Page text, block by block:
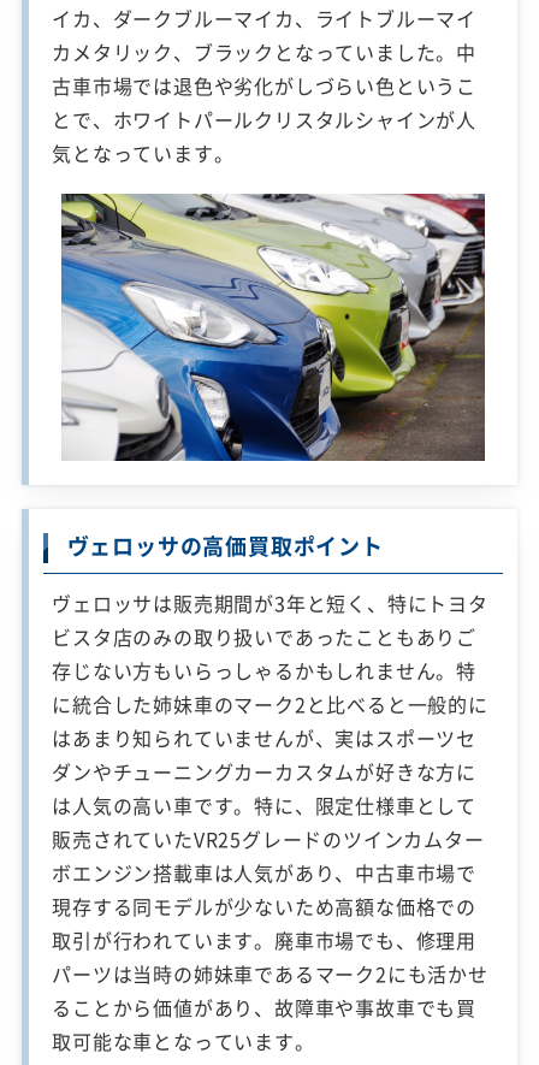
イカ、ダークブルーマイカ、ライトブルーマイ
カメタリック、ブラックとなっていました。中
古車市場では退色や劣化がしづらい色というこ
とで、ホワイトパールクリスタルシャインが人
気となっています。
ヴェロッサの高価買取ポイント
ヴェロッサは販売期間が3年と短く、特にトヨタ
ビスタ店のみの取り扱いであったこともありご
存じない方もいらっしゃるかもしれません。特
に統合した姉妹車のマーク2と比べると一般的に
はあまり知られていませんが、実はスポーツセ
ダンやチューニングカーカスタムが好きな方に
は人気の高い車です。特に、限定仕様車として
販売されていたVR25グレードのツインカムター
ボエンジン搭載車は人気があり、中古車市場で
現存する同モデルが少ないため高額な価格での
取引が行われています。廃車市場でも、修理用
パーツは当時の姉妹車であるマーク2にも活かせ
ることから価値があり、故障車や事故車でも買
取可能な車となっています。